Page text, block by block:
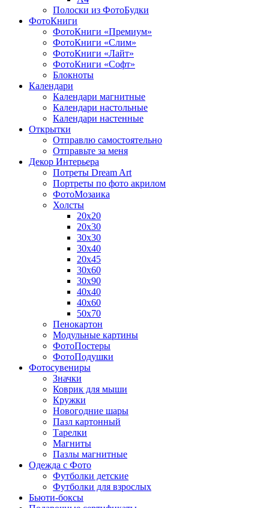
Полоски из ФотоБудки
ФотоКниги
ФотоКниги «Премиум»
ФотоКниги «Слим»
ФотоКниги «Лайт»
ФотоКниги «Софт»
Блокноты
Календари
Календари магнитные
Календари настольные
Календари настенные
Открытки
Отправлю самостоятельно
Отправьте за меня
Декор Интерьера
Потреты Dream Art
Портреты по фото акрилом
ФотоМозаика
Холсты
20х20
20х30
30х30
30х40
20х45
30х60
30х90
40х40
40х60
50х70
Пенокартон
Модульные картины
ФотоПостеры
ФотоПодушки
Фотоcувениры
Значки
Коврик для мыши
Кружки
Новогодние шары
Пазл картонный
Тарелки
Магниты
Пазлы магнитные
Одежда с Фото
Футболки детские
Футболки для взрослых
Бьюти-боксы